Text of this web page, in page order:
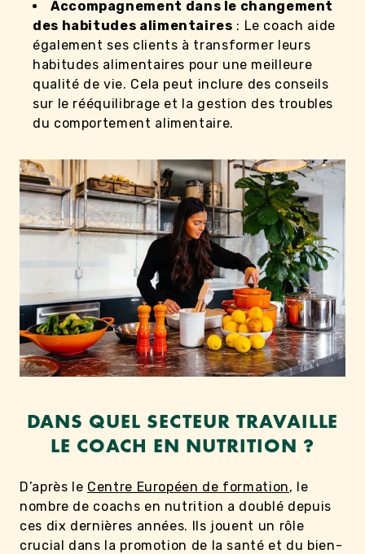
Accompagnement dans le changement
des habitudes alimentaires : Le coach aide
également ses clients à transformer leurs
habitudes alimentaires pour une meilleure
qualité de vie. Cela peut inclure des conseils
sur le rééquilibrage et la gestion des troubles
du comportement alimentaire.
DANS QUEL SECTEUR TRAVAILLE
LE COACH EN NUTRITION ?
D’après le Centre Européen de formation, le
nombre de coachs en nutrition a doublé depuis
ces dix dernières années. Ils jouent un rôle
crucial dans la promotion de la santé et du bien-